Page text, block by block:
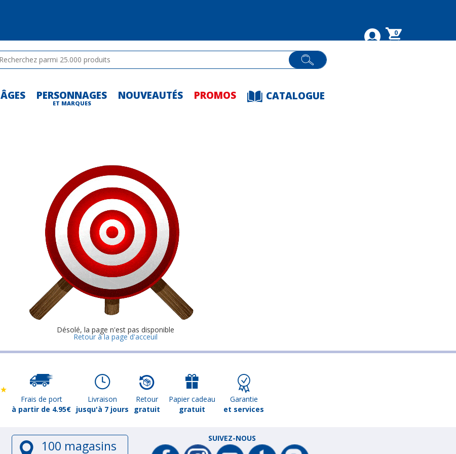
0
ÂGES PERSONNAGES
ET MARQUES
NOUVEAUTÉS PROMOS CATALOGUE
Désolé, la page n'est pas disponible
Retour à la page d'acceuil
Frais de port
à partir de 4.95€
Livraison
jusqu'à 7 jours
Retour
gratuit
Papier cadeau
gratuit
Garantie
et services
100 magasins SUIVEZ-NOUS